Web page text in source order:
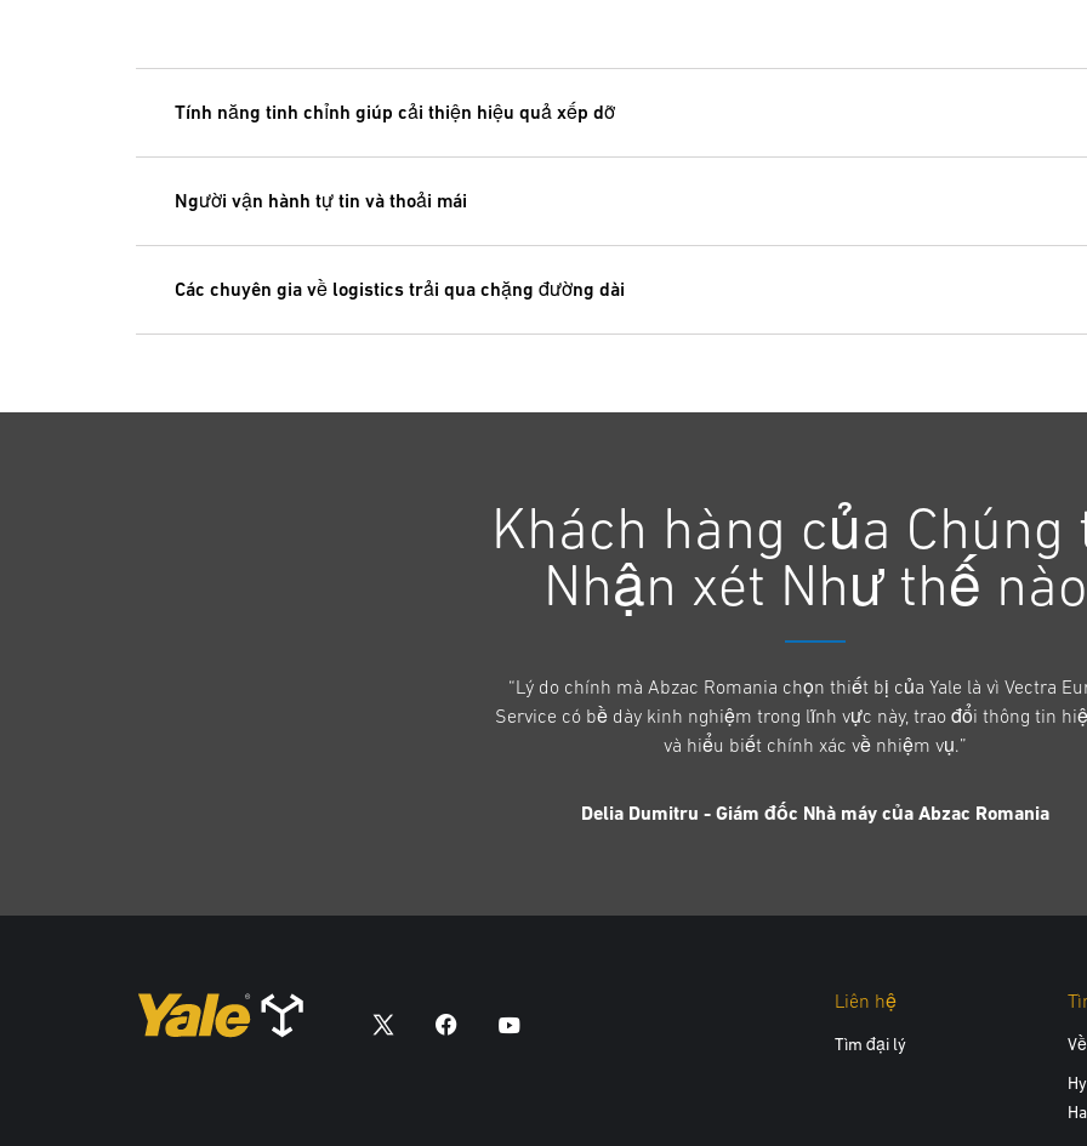
Tính năng tinh chỉnh giúp cải thiện hiệu quả xếp dỡ
Người vận hành tự tin và thoải mái
Các chuyên gia về logistics trải qua chặng đường dài
Khách hàng của Chúng
Nhận xét Như thế nào
“Lý do chính mà Abzac Romania chọn thiết bị của Yale là vì Vectra
Service có bề dày kinh nghiệm trong lĩnh vực này, trao đổi thông tin
và hiểu biết chính xác về nhiệm vụ.”
Delia Dumitru - Giám đốc Nhà máy của Abzac Romania
Liên hệ
Tìm đại lý